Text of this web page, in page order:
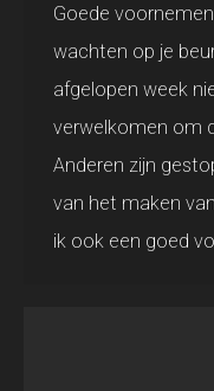
Goede
wachten op je
afgelopen week
verwelkomen om
Anderen zijn
van het maken
ik ook een goed